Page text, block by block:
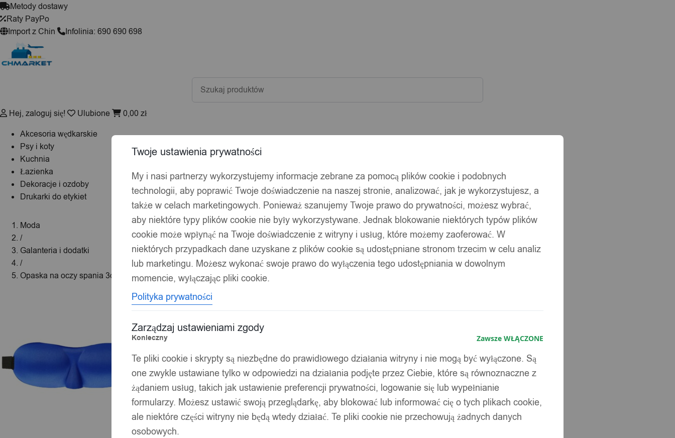
Metody dostawy
Raty PayPo
Import z Chin
Infolinia: 690 690 698
Wyszukiwarka
produktów
Hej, zaloguj się! Ulubione 0,00 zł
Akcesoria wędkarskie
Psy i koty
Kuchnia
Łazienka
Dekoracje i ozdoby
Drukarki do etykiet
Moda
/
Galanteria i dodatki
/
Opaska na oczy spania 3d premium lepszy sen blue
Twoje ustawienia prywatności
My i nasi partnerzy wykorzystujemy informacje zebrane za pomocą plików cookie i podobnych
technologii, aby poprawić Twoje doświadczenie na naszej stronie, analizować, jak je wykorzystujesz, a
także w celach marketingowych. Ponieważ szanujemy Twoje prawo do prywatności, możesz wybrać,
aby niektóre typy plików cookie nie były wykorzystywane. Jednak blokowanie niektórych typów plików
cookie może wpłynąć na Twoje doświadczenie z witryny i usług, które możemy zaoferować. W
niektórych przypadkach dane uzyskane z plików cookie są udostępniane stronom trzecim w celu analiz
lub marketingu. Możesz wykonać swoje prawo do wyłączenia tego udostępniania w dowolnym
momencie, wyłączając pliki cookie.
Polityka prywatności
Zarządzaj ustawieniami zgody
Konieczny Zawsze WŁĄCZONE
Te pliki cookie i skrypty są niezbędne do prawidłowego działania witryny i nie mogą być wyłączone. Są
one zwykle ustawiane tylko w odpowiedzi na działania podjęte przez Ciebie, które są równoznaczne z
żądaniem usług, takich jak ustawienie preferencji prywatności, logowanie się lub wypełnianie
formularzy. Możesz ustawić swoją przeglądarkę, aby blokować lub informować cię o tych plikach cookie,
ale niektóre części witryny nie będą wtedy działać. Te pliki cookie nie przechowują żadnych danych
osobowych.